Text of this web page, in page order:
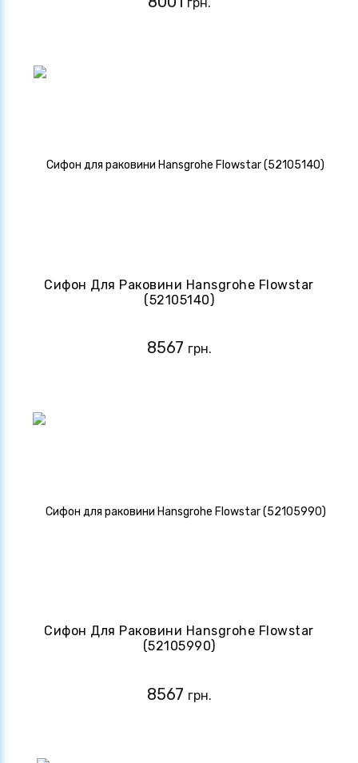
Сифон Для Раковини Hansgrohe Flowstar
(52105140)
8567 грн.
Сифон Для Раковини Hansgrohe Flowstar
(52105990)
8567 грн.